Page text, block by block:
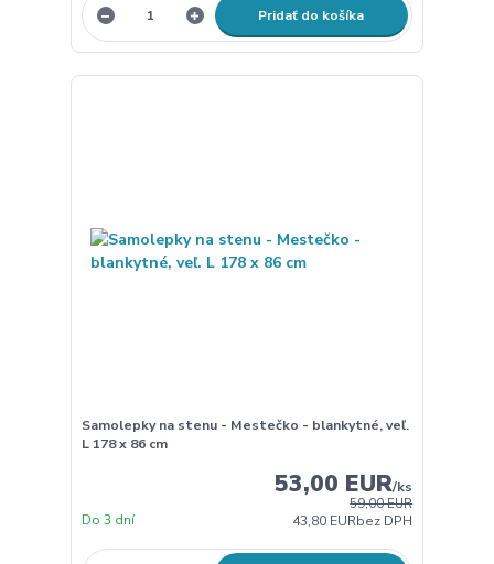
Pridať do košíka
Samolepky na stenu - Mestečko - blankytné, veľ.
L 178 x 86 cm
59,00 EUR
53,00 EUR/ks
43,80 EURbez DPH
Do 3 dní